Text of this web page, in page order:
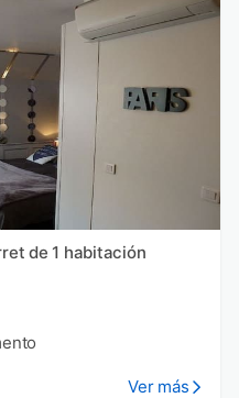
de 1 habitación
Ver más